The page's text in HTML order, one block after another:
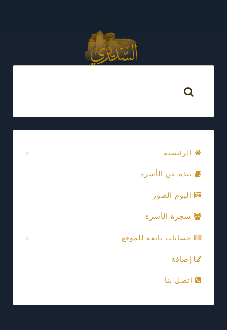
الرئيسية
نبذه عن الأسرة
البوم الصور
شجرة الأسرة
حسابات تابعه للموقع
إضافة
اتصل بنا